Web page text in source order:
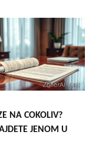
NA COKOLIV?
JENOM U